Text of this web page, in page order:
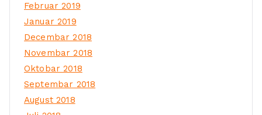
Februar 2019
Januar 2019
Decembar 2018
Novembar 2018
Oktobar 2018
Septembar 2018
August 2018